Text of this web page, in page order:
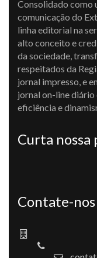
Consolidado como
comunicação do
linha editorial na
alto conceito e
da sociedade,
respeitados da
jornal impresso, e
jornal on-line diário
eficiência e
Curta nossa
Contate-nos